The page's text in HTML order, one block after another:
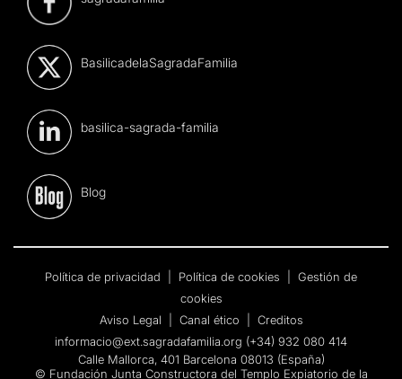
BasilicadelaSagradaFamilia
basilica-sagrada-familia
Blog
Política de privacidad Política de cookies
Gestión de
cookies
Aviso Legal
Canal ético
Creditos
informacio@ext.sagradafamilia.org (+34) 932 080 414
Calle Mallorca, 401 Barcelona 08013 (España)
© Fundación Junta Constructora del Templo Expiatorio de la